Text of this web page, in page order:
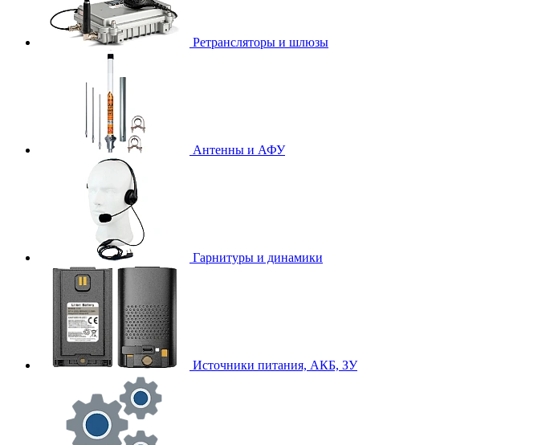
Ретрансляторы и шлюзы
Антенны и АФУ
Гарнитуры и динамики
Источники питания, АКБ, ЗУ